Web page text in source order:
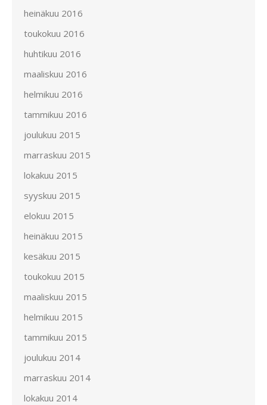
heinäkuu 2016
toukokuu 2016
huhtikuu 2016
maaliskuu 2016
helmikuu 2016
tammikuu 2016
joulukuu 2015
marraskuu 2015
lokakuu 2015
syyskuu 2015
elokuu 2015
heinäkuu 2015
kesäkuu 2015
toukokuu 2015
maaliskuu 2015
helmikuu 2015
tammikuu 2015
joulukuu 2014
marraskuu 2014
lokakuu 2014